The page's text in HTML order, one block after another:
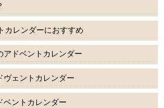
カレンダーにおすすめ
アドベントカレンダー
ヴェントカレンダー
ベントカレンダー